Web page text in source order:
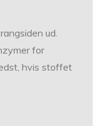
ud.
for
hvis stoffet